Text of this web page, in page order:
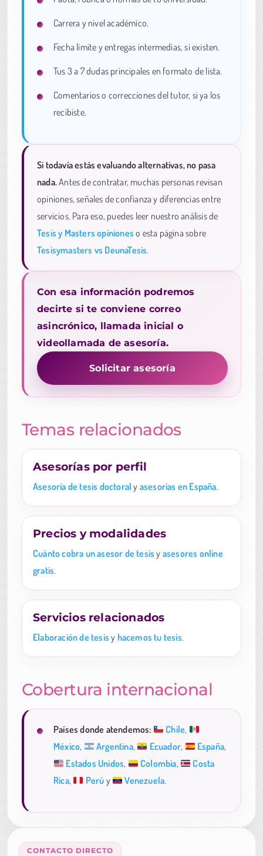
Carrera y nivel académico.
Fecha límite y entregas intermedias, si existen.
Tus 3 a 7 dudas principales en formato de lista.
Comentarios o correcciones del tutor, si ya los
recibiste.
Si todavía estás evaluando alternativas, no pasa
nada.Antes de contratar, muchas personas revisan
opiniones, señales de confianza y diferencias entre
servicios. Para eso, puedes leer nuestro análisis de
Tesis y Masters opiniones o esta página sobre
Tesisymasters vs DeunaTesis.
Con esa información podremos
decirte si te conviene correo
asincrónico, llamada inicial o
videollamada de asesoría.
Solicitar asesoría
Temas relacionados
Asesorías por perfil
Asesoría de tesis doctoral y asesorías en España.
Precios y modalidades
Cuánto cobra un asesor de tesis y asesores online
gratis.
Servicios relacionados
Elaboración de tesis y hacemos tu tesis.
Cobertura internacional
Países donde atendemos: Chile,
México, Argentina, Ecuador, España,
Estados Unidos, Colombia,
Costa
Rica, Perú y Venezuela.
CONTACTO DIRECTO